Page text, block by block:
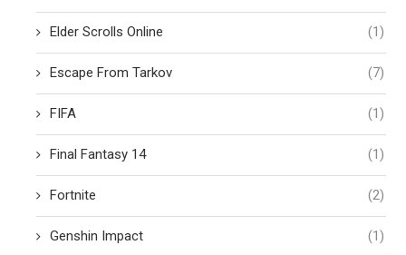
Elder Scrolls Online (1)
Escape From Tarkov (7)
FIFA (1)
Final Fantasy 14 (1)
Fortnite (2)
Genshin Impact (1)